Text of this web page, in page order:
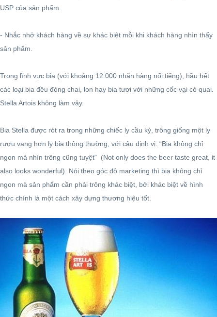
USP của sản phẩm.
- Nhắc nhở khách hàng về sự khác biệt mỗi khi khách hàng nhìn thấy
sản phẩm.
Trong lĩnh vực bia (với khoảng 12.000 nhãn hàng nổi tiếng), hầu hết
các loại bia đều đóng chai, lon hay bia tươi với những cốc vại có quai.
Stella Artois không làm vậy.
Bia Stella được rót ra trong những chiếc ly cầu kỳ, trông giống một ly
rượu vang hơn ly bia thông thường, với câu định vị: “Bia không chỉ
ngon mà nhìn trông cũng tuyệt" (Not only does the beer taste great, it
also looks wonderful). Nói theo góc độ marketing thì bia không chỉ
ngon mà sản phẩm cần phải trông khác biệt, bởi khác biệt về hình
thức chính là một cách xây dựng thương hiệu tốt.